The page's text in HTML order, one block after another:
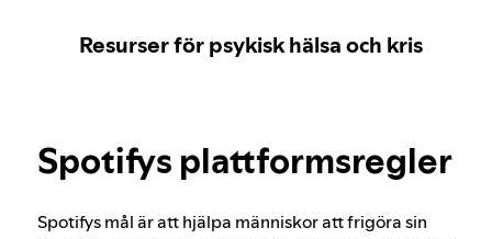
Vägledning för föräldrar eller
Vår strategi för att säkerställa användarnas
ålder
Dina integritetskontroller
Resurser för psykisk hälsa och kris
Spotifys plattformsregler
Spotifys mål är att hjälpa människor att frigöra sin